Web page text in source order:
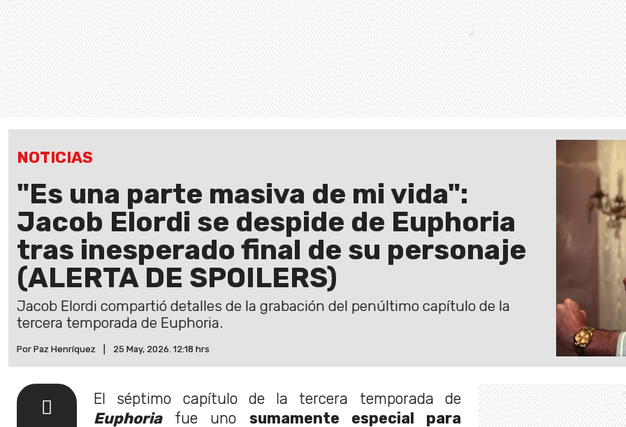
NOTICIAS
"Es una parte masiva de mi vida":
Jacob Elordi se despide de Euphoria
tras inesperado final de su personaje
(ALERTA DE SPOILERS)
Jacob Elordi compartió detalles de la grabación del penúltimo capítulo de la
tercera temporada de Euphoria.
Por Paz Henríquez 25 May, 2026. 12:18 hrs
El séptimo capítulo de la tercera temporada de
Euphoria
fue uno sumamente especial para